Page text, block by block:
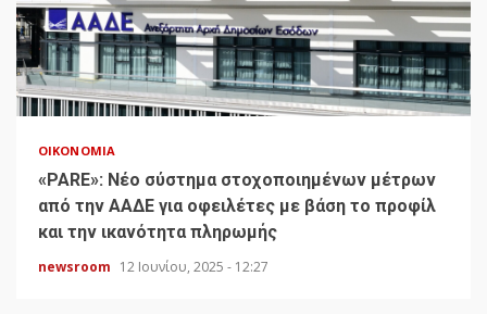
ΟΙΚΟΝΟΜΊΑ
«PARE»: Νέο σύστημα στοχοποιημένων μέτρων
από την ΑΑΔΕ για οφειλέτες με βάση το προφίλ
και την ικανότητα πληρωμής
newsroom 12 Ιουνίου, 2025 - 12:27